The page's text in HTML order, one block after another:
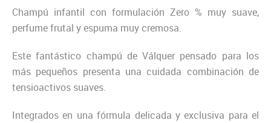
Champú infantil con formulación Zero % muy suave,
perfume frutal y espuma muy cremosa.
Este fantástico champú de Válquer pensado para los
más pequeños presenta una cuidada combinación de
tensioactivos suaves.
Integrados en una fórmula delicada y exclusiva para el